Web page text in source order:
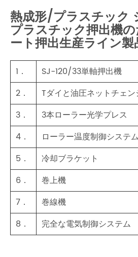
熱成形/プラスチック
プラスチック押出機
ート押出生産ライン
1． SJ-120/33単軸押出機
2．
Tダイと油圧ネットチェン
3．
3本ローラー光学プレス
4．
ローラー温度制御システム
5．
冷却ブラケット
6．
巻上機
7．
巻線機
8．
完全な電気制御システム